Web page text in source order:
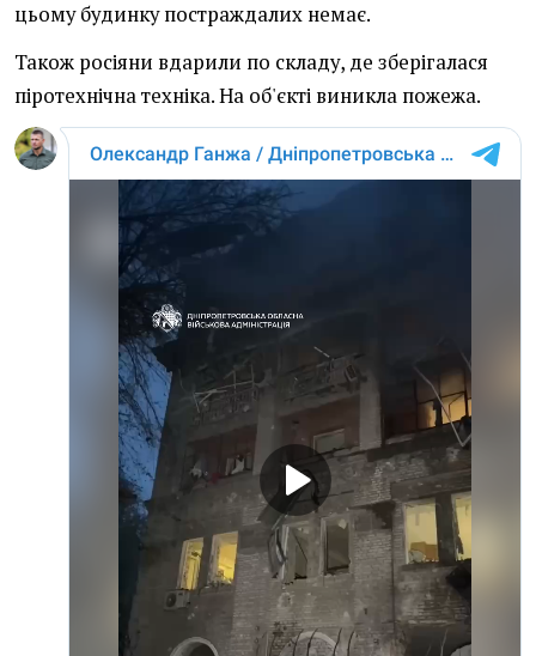
цьому будинку постраждалих немає.
Також росіяни вдарили по складу, де зберігалася
піротехнічна техніка. На об'єкті виникла пожежа.